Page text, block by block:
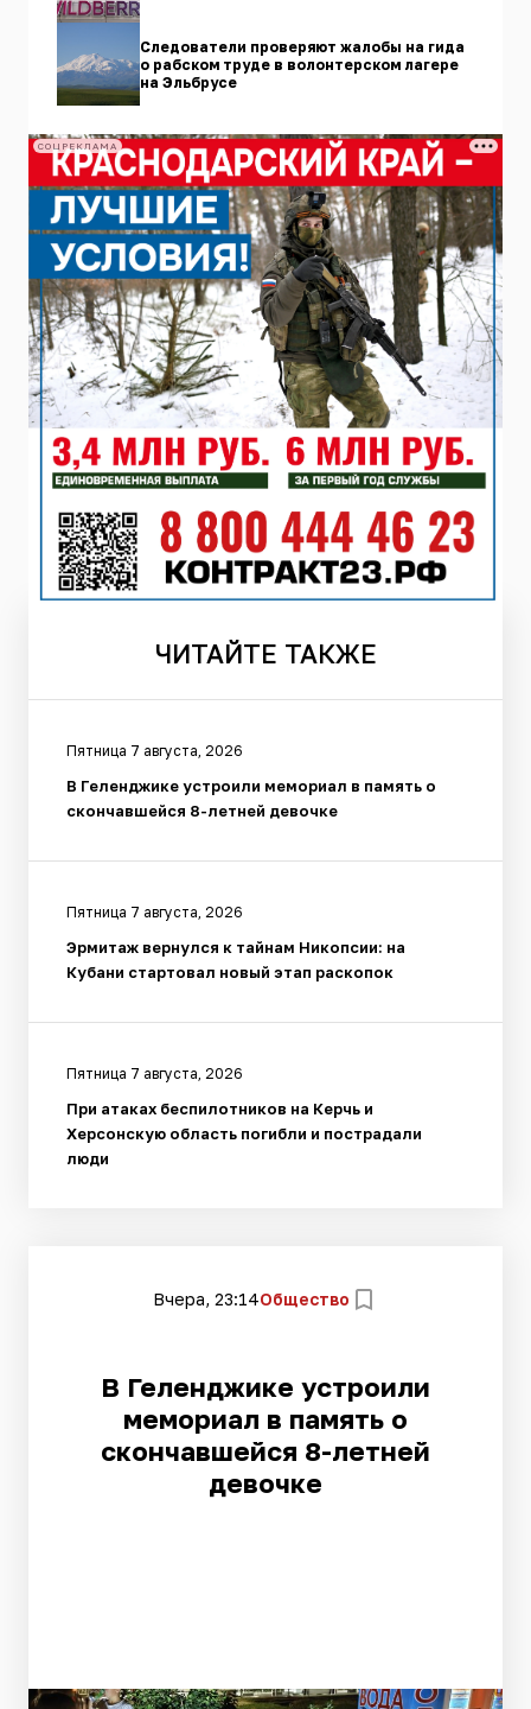
Следователи проверяют жалобы на гида
о рабском труде в волонтерском лагере
на Эльбрусе
СОЦРЕКЛАМА
ЧИТАЙТЕ ТАКЖЕ
Пятница 7 августа, 2026
В Геленджике устроили мемориал в память о
скончавшейся 8-летней девочке
Пятница 7 августа, 2026
Эрмитаж вернулся к тайнам Никопсии: на
Кубани стартовал новый этап раскопок
Пятница 7 августа, 2026
При атаках беспилотников на Керчь и
Херсонскую область погибли и пострадали
люди
Вчера, 23:14Общество
В Геленджике устроили
мемориал в память о
скончавшейся 8-летней
девочке